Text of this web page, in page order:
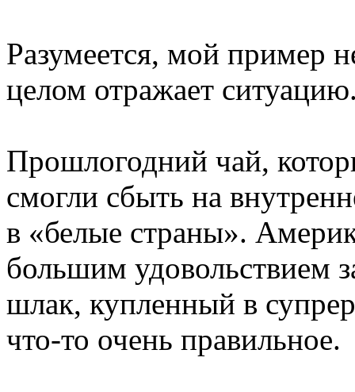
Разумеется, мой пример
целом отражает
Прошлогодний чай,
смогли сбыть на
в «белые страны».
большим удовольствием
шлак, купленный в
что-то очень правильное.